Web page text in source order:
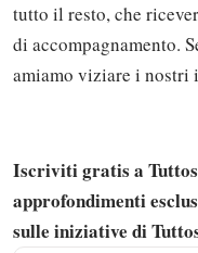
tutto il resto, che
di accompagnamento.
amiamo viziare i
Iscriviti gratis a
approfondimenti
sulle iniziative di